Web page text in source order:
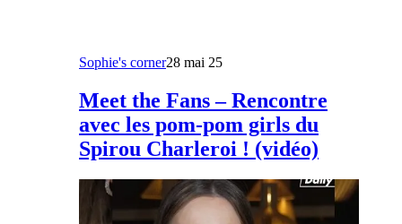
Sophie's corner28 mai 25
Meet the Fans – Rencontre
avec les pom-pom girls du
Spirou Charleroi ! (vidéo)